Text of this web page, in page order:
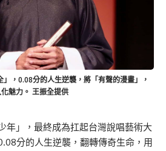
」，0.08分的人生逆襲，將「有聲的漫畫」，
魅力。 王振全提供
年」，最終成為扛起台灣說唱藝術大
分的人生逆襲，翻轉傳奇生命，用